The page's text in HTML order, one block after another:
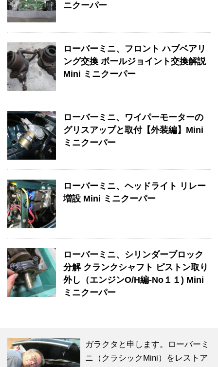
ニクーパー
ローバーミニ、フロント ハブベアリ
ング交換 ボールジョイント交換解説
Mini ミニクーパー
ローバーミニ、ワイパーモーターの
グリスアップと取付【外装編】Mini
ミニクーパー
ローバーミニ、ヘッドライト リレー
増設 Mini ミニクーパー
ローバーミニ、シリンダーブロック
分解 クランクシャフト ピストン取り
外し（エンジンO/H編-No１１) Mini
ミニクーパー
ガラクタと申します。ローバーミ
ニ（クラシックMini）をレストア